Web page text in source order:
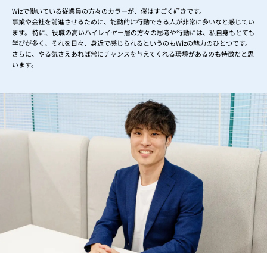
Wizで働いている従業員の方々のカラーが、僕はすごく好きです。
事業や会社を前進させるために、能動的に行動できる人が非常に多いなと感じてい
ます。 特に、役職の高いハイレイヤー層の方々の思考や行動には、私自身もとても
学びが多く、それを日々、身近で感じられるというのもWizの魅力のひとつです。
さらに、やる気さえあれば常にチャンスを与えてくれる環境があるのも特徴だと思
います。